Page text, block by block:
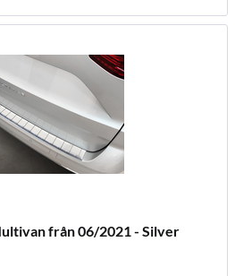
från 06/2021 - Silver